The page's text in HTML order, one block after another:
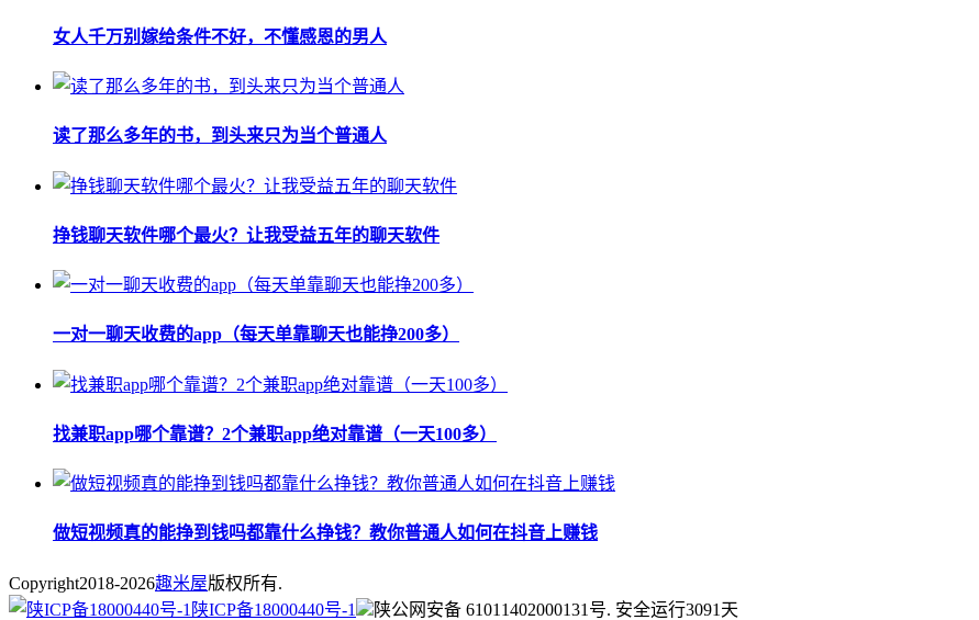
女人千万别嫁给条件不好，不懂感恩的男人
读了那么多年的书，到头来只为当个普通人
​挣钱聊天软件哪个最火？让我受益五年的聊天软件
一对一聊天收费的app（每天单靠聊天也能挣200多）
找兼职app哪个靠谱？2个兼职app绝对靠谱（一天100多）
做短视频真的能挣到钱吗都靠什么挣钱？教你普通人如何在抖音上赚钱
Copyright2018-2026趣米屋版权所有.
陕ICP备18000440号-1
陕公网安备 61011402000131号. 安全运行3091 天